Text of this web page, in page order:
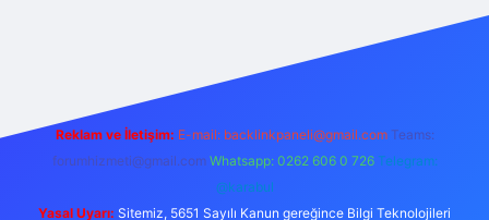
m elexbet
Reklam ve İletişim: E-mail: backlinkpaneli@gmail.com Teams:
forumhizmeti@gmail.com Whatsapp: 0262 606 0 726 Telegram:
@karabul
Yasal Uyarı: Sitemiz, 5651 Sayılı Kanun gereğince Bilgi Teknolojileri